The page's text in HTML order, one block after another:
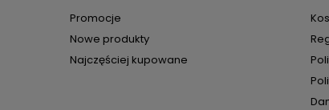
Promocje
Nowe produkty
Najczęściej kupowane